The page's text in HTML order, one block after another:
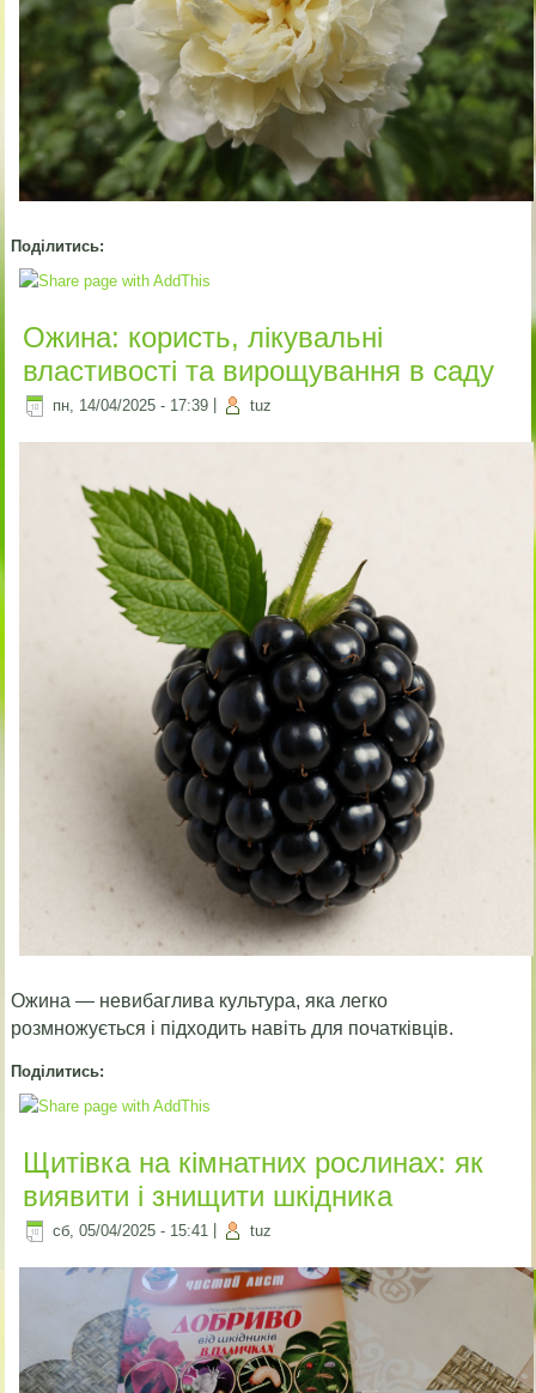
Поділитись:
Ожина: користь, лікувальні
властивості та вирощування в саду
пн, 14/04/2025 - 17:39 tuz
Ожина — невибаглива культура, яка легко
розмножується і підходить навіть для початківців.
Поділитись:
Щитівка на кімнатних рослинах: як
виявити і знищити шкідника
сб, 05/04/2025 - 15:41 tuz